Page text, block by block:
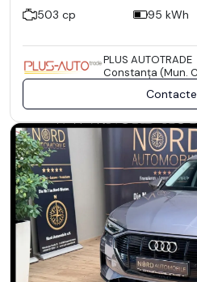
503 cp
95 kWh
PLUS AUTOTRADE
Constanţa (Mun.